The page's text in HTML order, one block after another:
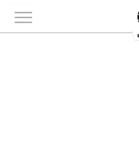
Main menu